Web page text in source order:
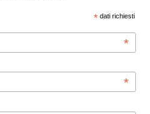
* dati richiesti
*
*